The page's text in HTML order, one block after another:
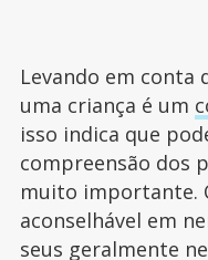
Levando em conta
uma criança é um
isso indica que
compreensão dos
muito importante.
aconselhável em
seus geralmente